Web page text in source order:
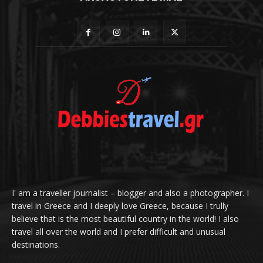
I' am a traveller journalist – blogger and also a photographer. I
travel in Greece and I deeply love Greece, because I trully
believe that is the most beautiful country in the world! I also
travel all over the world and I prefer difficult and unusual
destinations.